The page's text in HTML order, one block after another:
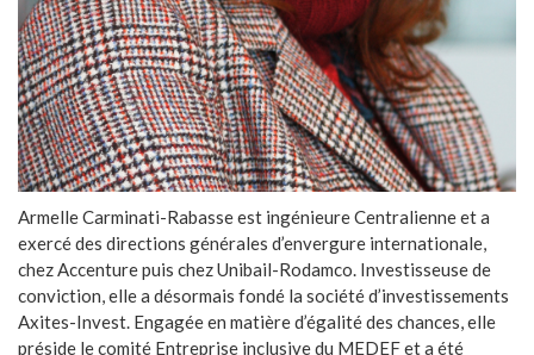
Armelle Carminati-Rabasse est ingénieure Centralienne et a
exercé des directions générales d’envergure internationale,
chez Accenture puis chez Unibail-Rodamco. Investisseuse de
conviction, elle a désormais fondé la société d’investissements
Axites-Invest. Engagée en matière d’égalité des chances, elle
préside le comité Entreprise inclusive du MEDEF et a été